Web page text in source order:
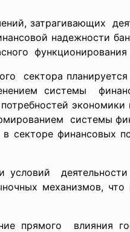
затрагивающих
надежности
сектора
системы
системы
в секторе финансовых
условий
механизмов,
прямого влияния